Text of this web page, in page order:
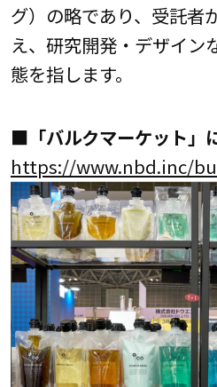
グ）の略であり、受託者
え、研究開発・デザイン
態を指します。
■「バルクマーケット」
https://www.nbd.inc/